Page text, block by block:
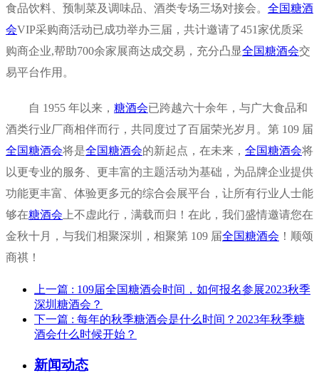
食品饮料、预制菜及调味品、酒类专场三场对接会。 全国糖酒
会VIP采购商活动已成功举办三届，共计邀请了451家优质采
购商企业,帮助700余家展商达成交易，充分凸显全国糖酒会交
易平台作用。
自 1955 年以来， 糖酒会已跨越六十余年，与广大食品和
酒类行业厂商相伴而行，共同度过了百届荣光岁月。第 109 届
全国糖酒会将是全国糖酒会的新起点，在未来， 全国糖酒会将
以更专业的服务、更丰富的主题活动为基础，为品牌企业提供
功能更丰富、体验更多元的综合会展平台，让所有行业人士能
够在糖酒会 上不虚此行，满载而归！在此，我们盛情邀请您在
金秋十月，与我们相聚深圳，相聚第 109 届全国糖酒会 ！顺颂
商祺！
上一篇 : 109届全国糖酒会时间，如何报名参展2023秋季
深圳糖酒会？
下一篇 : 每年的秋季糖酒会是什么时间？2023年秋季糖
酒会什么时候开始？
新闻动态